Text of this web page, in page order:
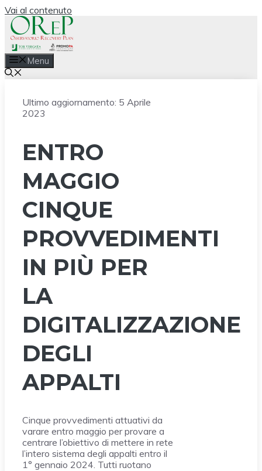
Vai al contenuto
Menu
Ultimo aggiornamento: 5 Aprile
2023
ENTRO
MAGGIO
CINQUE
PROVVEDIMENTI
IN PIÙ PER
LA
DIGITALIZZAZIONE
DEGLI
APPALTI
Cinque provvedimenti attuativi da
varare entro maggio per provare a
centrare l’obiettivo di mettere in rete
l’intero sistema degli appalti entro il
1° gennaio 2024. Tutti ruotano